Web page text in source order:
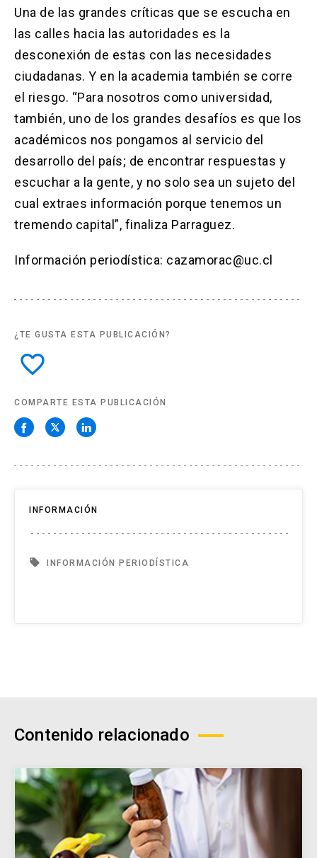
Una de las grandes críticas que se escucha en
las calles hacia las autoridades es la
desconexión de estas con las necesidades
ciudadanas. Y en la academia también se corre
el riesgo. “Para nosotros como universidad,
también, uno de los grandes desafíos es que los
académicos nos pongamos al servicio del
desarrollo del país; de encontrar respuestas y
escuchar a la gente, y no solo sea un sujeto del
cual extraes información porque tenemos un
tremendo capital”, finaliza Parraguez.
Información periodística: cazamorac@uc.cl
¿TE GUSTA ESTA PUBLICACIÓN?
favorite_border
COMPARTE ESTA PUBLICACIÓN
INFORMACIÓN
local_offer INFORMACIÓN PERIODÍSTICA
Contenido relacionado